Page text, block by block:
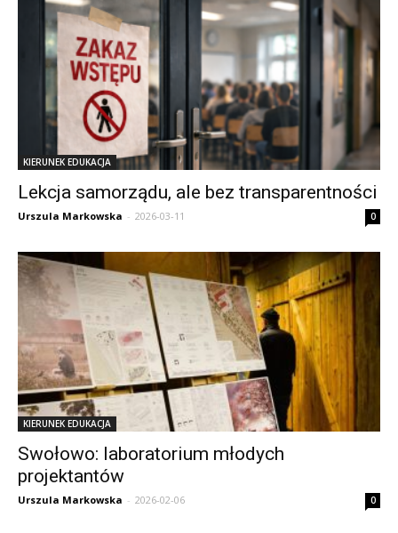
KIERUNEK EDUKACJA
Lekcja samorządu, ale bez transparentności
Urszula Markowska - 2026-03-11 0
KIERUNEK EDUKACJA
Swołowo: laboratorium młodych
projektantów
Urszula Markowska - 2026-02-06 0